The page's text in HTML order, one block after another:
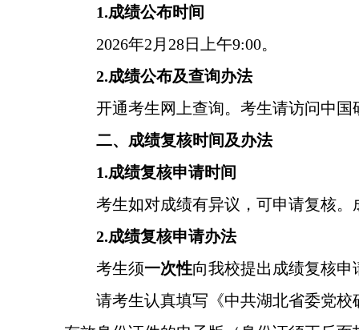
1.成绩公布时间
2026年2月28日上午9:00。
2.成绩公布及查询办法
开通考生网上查询。考生请访问中国
二、成绩复核时间及办法
1.成绩复核申请时间
考生如对成绩有异议，可申请复核
2.成绩复核申请办法
考生须一次性向我校提出成绩复核
请考生认真填写《中共湖北省委党